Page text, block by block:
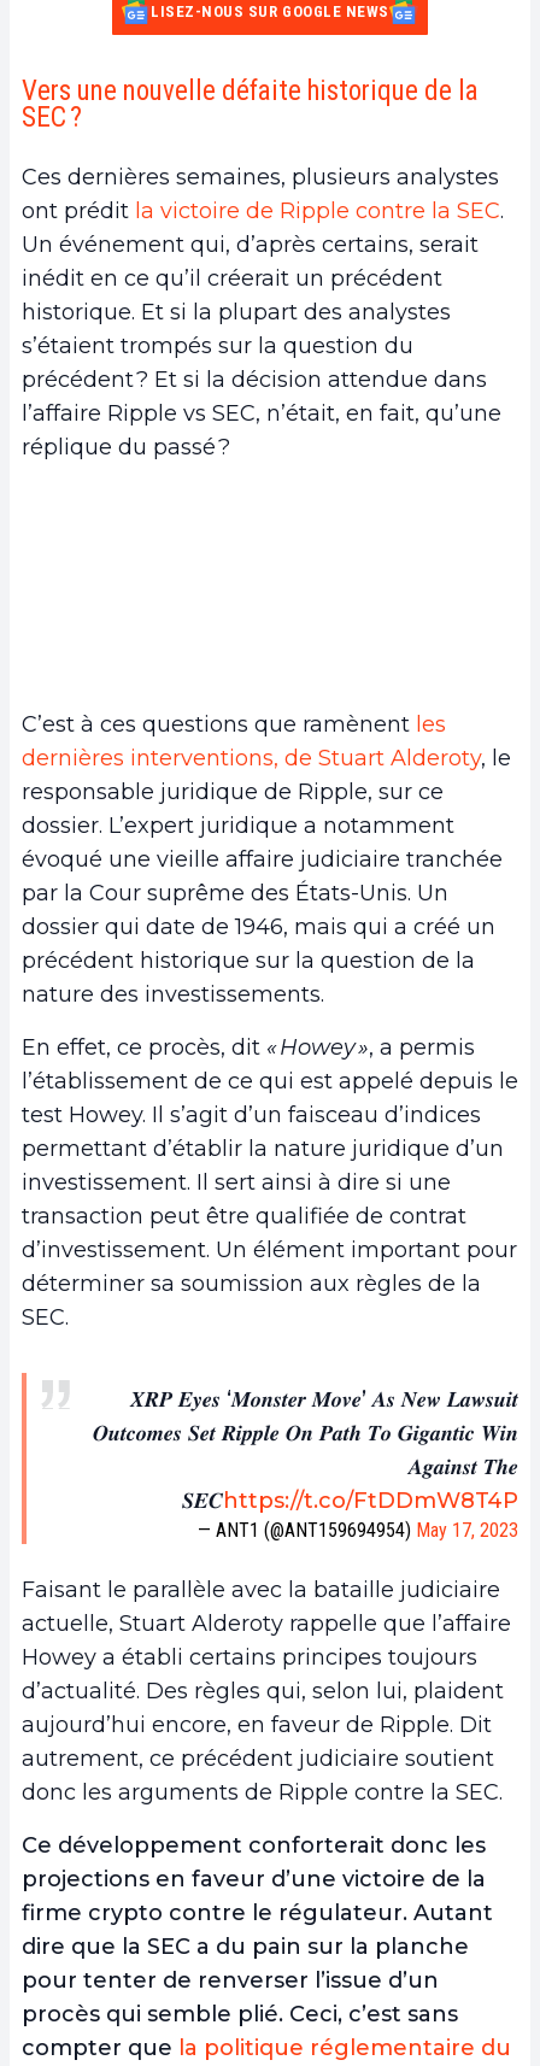
LISEZ-NOUS SUR GOOGLE NEWS
Vers une nouvelle défaite historique de la
SEC ?
Ces dernières semaines, plusieurs analystes
ont prédit la victoire de Ripple contre la SEC.
Un événement qui, d’après certains, serait
inédit en ce qu’il créerait un précédent
historique. Et si la plupart des analystes
s’étaient trompés sur la question du
précédent ? Et si la décision attendue dans
l’affaire Ripple vs SEC, n’était, en fait, qu’une
réplique du passé ?
C’est à ces questions que ramènent les
dernières interventions, de Stuart Alderoty, le
responsable juridique de Ripple, sur ce
dossier. L’expert juridique a notamment
évoqué une vieille affaire judiciaire tranchée
par la Cour suprême des États-Unis. Un
dossier qui date de 1946, mais qui a créé un
précédent historique sur la question de la
nature des investissements.
En effet, ce procès, dit « Howey », a permis
l’établissement de ce qui est appelé depuis le
test Howey. Il s’agit d’un faisceau d’indices
permettant d’établir la nature juridique d’un
investissement. Il sert ainsi à dire si une
transaction peut être qualifiée de contrat
d’investissement. Un élément important pour
déterminer sa soumission aux règles de la
SEC.
𝑿𝑹𝑷 𝑬𝒚𝒆𝒔 ‘𝑴𝒐𝒏𝒔𝒕𝒆𝒓 𝑴𝒐𝒗𝒆’ 𝑨𝒔 𝑵𝒆𝒘 𝑳𝒂𝒘𝒔𝒖𝒊𝒕
𝑶𝒖𝒕𝒄𝒐𝒎𝒆𝒔 𝑺𝒆𝒕 𝑹𝒊𝒑𝒑𝒍𝒆 𝑶𝒏 𝑷𝒂𝒕𝒉 𝑻𝒐 𝑮𝒊𝒈𝒂𝒏𝒕𝒊𝒄 𝑾𝒊𝒏
𝑨𝒈𝒂𝒊𝒏𝒔𝒕 𝑻𝒉𝒆
𝑺𝑬𝑪https://t.co/FtDDmW8T4P
— ANT1 (@ANT159694954) May 17, 2023
Faisant le parallèle avec la bataille judiciaire
actuelle, Stuart Alderoty rappelle que l’affaire
Howey a établi certains principes toujours
d’actualité. Des règles qui, selon lui, plaident
aujourd’hui encore, en faveur de Ripple. Dit
autrement, ce précédent judiciaire soutient
donc les arguments de Ripple contre la SEC.
Ce développement conforterait donc les
projections en faveur d’une victoire de la
firme crypto contre le régulateur. Autant
dire que la SEC a du pain sur la planche
pour tenter de renverser l’issue d’un
procès qui semble plié. Ceci, c’est sans
compter que la politique réglementaire du